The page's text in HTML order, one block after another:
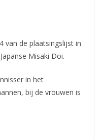
van de plaatsingslijst in
Misaki Doi.
in het
bij de vrouwen is